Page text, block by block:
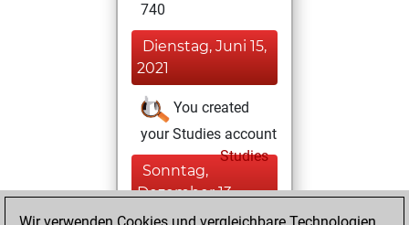
740
Dienstag, Juni 15,
2021
You created
your Studies account
Studies
Sonntag,
Dezember 13,
2020